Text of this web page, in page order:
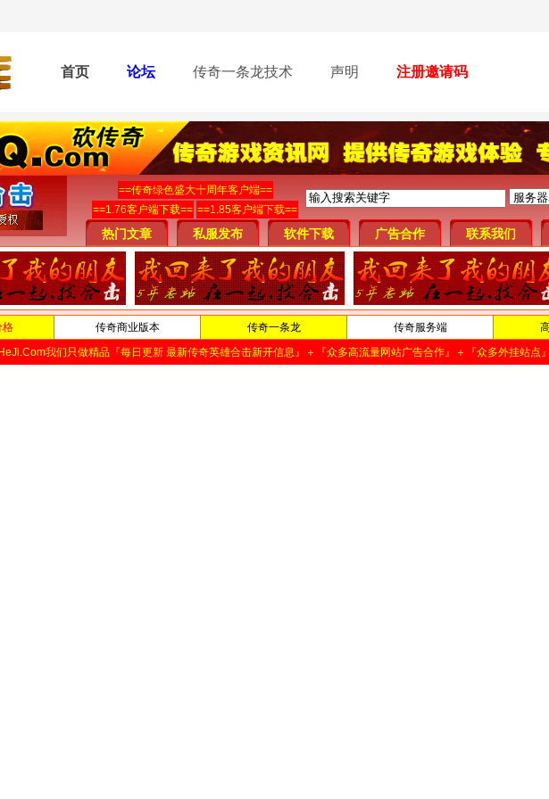
首页 论坛 传奇一条龙技术 声明 注册邀请码